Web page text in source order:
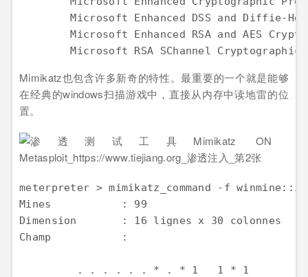
Microsoft Enhanced DSS and Diffie-
Microsoft Enhanced RSA and AES
Microsoft RSA SChannel Cryptographic
Mimikatz也包含许多新奇的特性。最重要的一个就是能够
在经典的windows扫描游戏中，直接从内存中读地雷的位
置。
meterpreter > mimikatz_command -f
Mines           : 99
Dimension       : 16 lignes x 30 colonnes
Champ           :
. . . . . . * . * 1   1 * 1